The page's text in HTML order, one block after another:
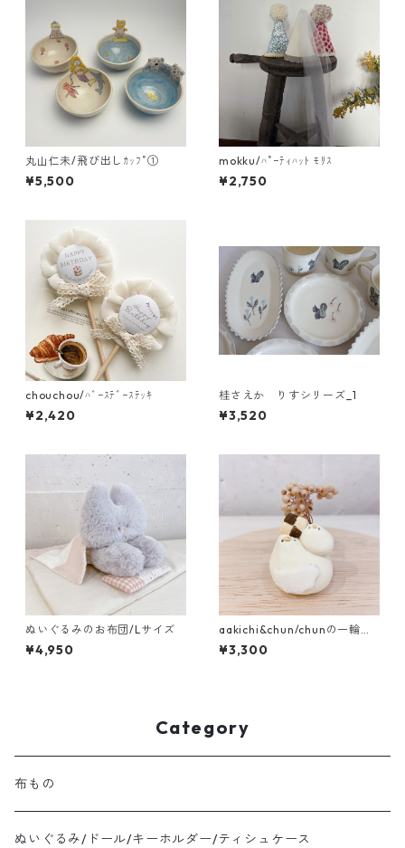
丸山仁未/飛び出しｶｯﾌﾟ①
¥5,500
mokku/ﾊﾟｰﾃｨﾊｯﾄ ﾓﾘｽ
¥2,750
chouchou/ﾊﾞｰｽﾃﾞｰｽﾃｯｷ
¥2,420
桂さえか りすシリーズ_1
¥3,520
ぬいぐるみのお布団/Lサイズ
¥4,950
aakichi&chun/chunの一輪挿
し ｸｯｷｰ
¥3,300
Category
布もの
ぬいぐるみ/ドール/キーホルダー/ティシュケース